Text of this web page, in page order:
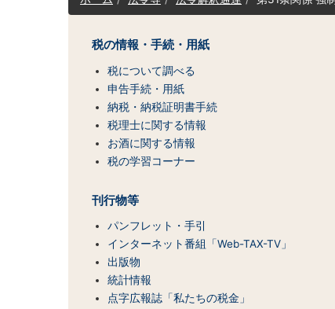
イ
（コ
税の情報・手続・用紙
税について調べる
申告手続・用紙
納税・納税証明書手続
税理士に関する情報
お酒に関する情報
税の学習コーナー
刊行物等
パンフレット・手引
インターネット番組「Web-TAX-TV」
出版物
統計情報
点字広報誌「私たちの税金」